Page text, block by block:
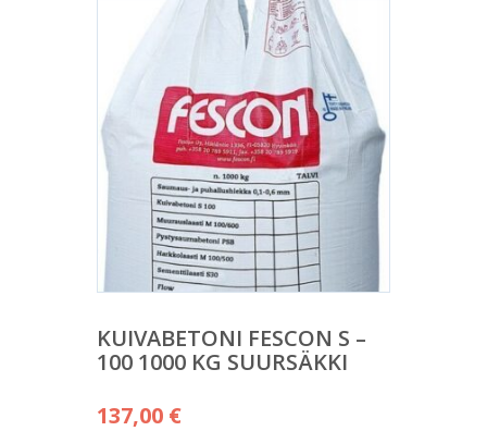
KUIVABETONI FESCON S –
100 1000 KG SUURSÄKKI
137,00 €